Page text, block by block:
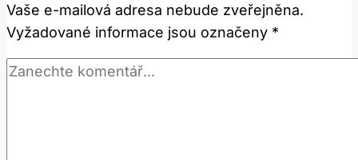
umění
v
angličtině?
Vaše e-mailová adresa nebude zveřejněna.
Vyžadované informace jsou označeny *